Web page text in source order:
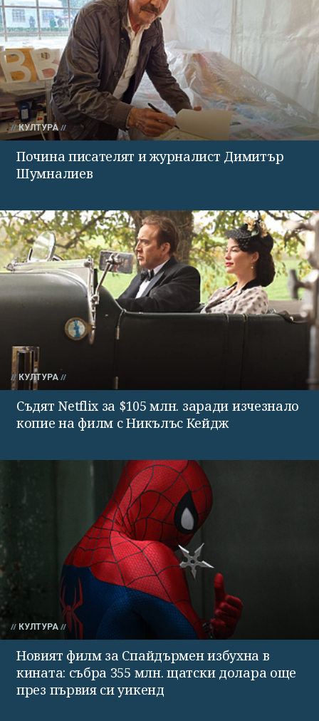
КУЛТУРА
Почина писателят и журналист Димитър
Шумналиев
КУЛТУРА
Съдят Netflix за $105 млн. заради изчезнало
копие на филм с Никълъс Кейдж
КУЛТУРА
Новият филм за Спайдърмен избухна в
кината: събра 355 млн. щатски долара още
през първия си уикенд